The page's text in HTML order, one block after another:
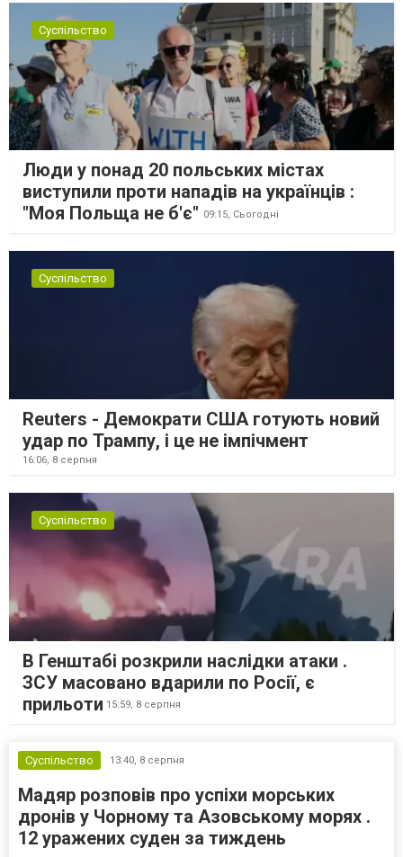
Суспільство
Люди у понад 20 польських містах
виступили проти нападів на українців :
"Моя Польща не б'є" 09:15, Сьогодні
Суспільство
Reuters - Демократи США готують новий
удар по Трампу, і це не імпічмент
16:06, 8 серпня
Суспільство
В Генштабі розкрили наслідки атаки .
ЗСУ масовано вдарили по Росії, є
прильоти 15:59, 8 серпня
Суспільство 13:40, 8 серпня
Мадяр розповів про успіхи морських
дронів у Чорному та Азовському морях .
12 уражених суден за тиждень